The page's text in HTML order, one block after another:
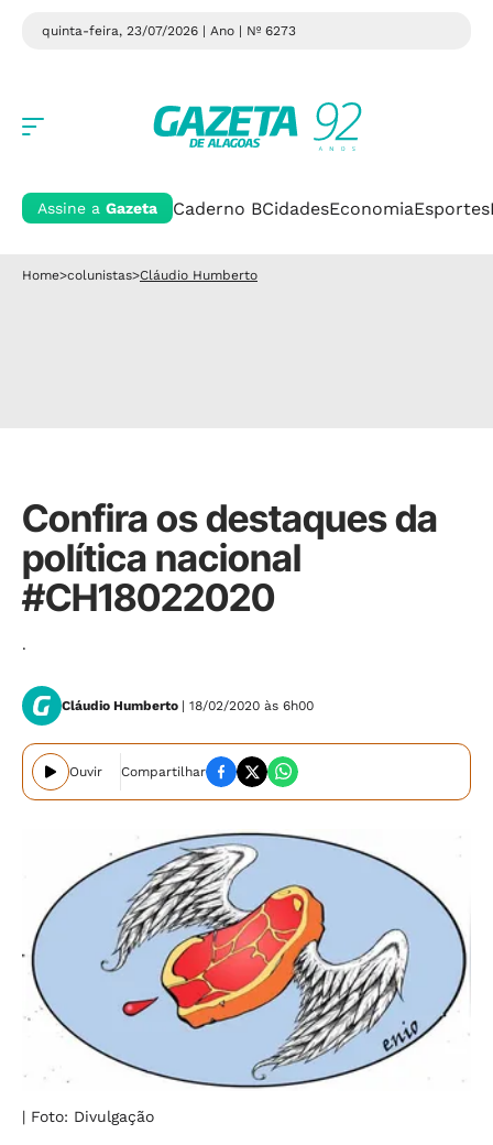
quinta-feira, 23/07/2026 | Ano | Nº 6273
Assine a Gazeta Caderno BCidadesEconomiaEsportes
Home>colunistas>Cláudio Humberto
Confira os destaques da
política nacional
#CH18022020
.
Cláudio Humberto | 18/02/2020 às 6h00
Ouvir Compartilhar
| Foto: Divulgação